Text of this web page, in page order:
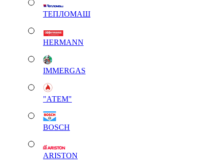
ТЕПЛОМАШ
HERMANN
IMMERGAS
"АТЕМ"
BOSCH
ARISTON